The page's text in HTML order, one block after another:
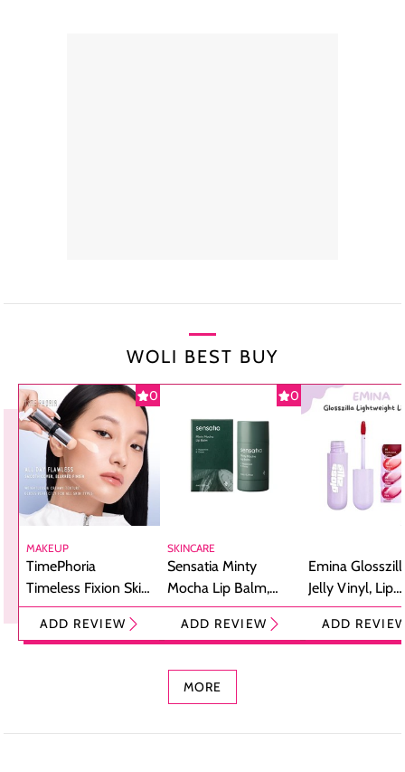
WOLI BEST BUY
0
MAKEUP
TimePhoria
Timeless Fixion Skin
Tint Stick,
Foundation dan
ADD REVIEW
0
SKINCARE
Sensatia Minty
Mocha Lip Balm,
Pelembap Bibir
dengan Aroma
ADD REVIEW
Emina
Jelly Vinyl, Lip
Cream Glossy
Ringan
ADD
MORE